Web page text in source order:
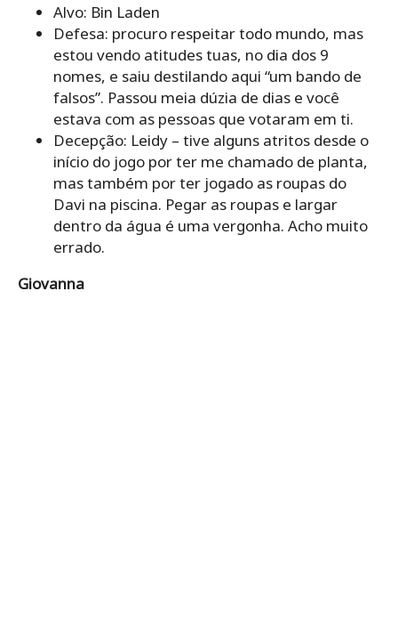
Alvo: Bin Laden
Defesa: procuro respeitar todo mundo, mas
estou vendo atitudes tuas, no dia dos 9
nomes, e saiu destilando aqui “um bando de
falsos”. Passou meia dúzia de dias e você
estava com as pessoas que votaram em ti.
Decepção: Leidy – tive alguns atritos desde o
início do jogo por ter me chamado de planta,
mas também por ter jogado as roupas do
Davi na piscina. Pegar as roupas e largar
dentro da água é uma vergonha. Acho muito
errado.
Giovanna